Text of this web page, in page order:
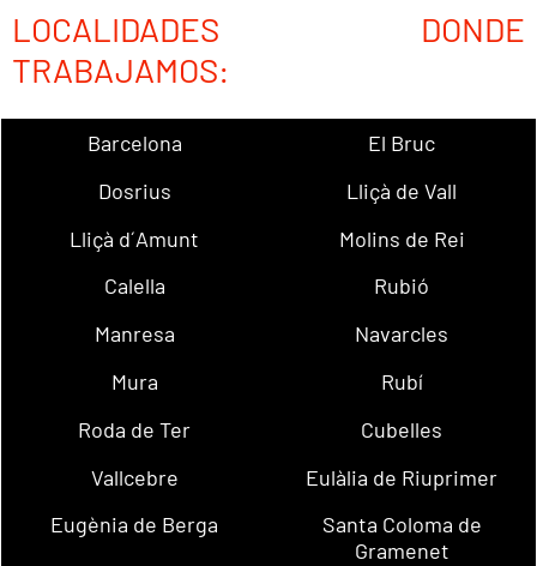
LOCALIDADES DONDE
TRABAJAMOS:
Barcelona
El Bruc
Dosrius
Lliçà de Vall
Lliçà d´Amunt
Molins de Rei
Calella
Rubió
Manresa
Navarcles
Mura
Rubí
Roda de Ter
Cubelles
Vallcebre
Eulàlia de Riuprimer
Eugènia de Berga
Santa Coloma de
Gramenet